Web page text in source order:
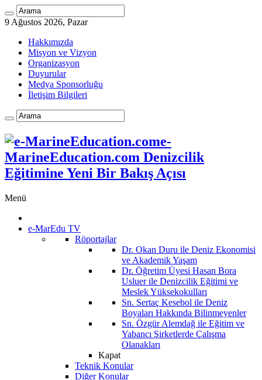
9 Ağustos 2026, Pazar
Hakkımızda
Misyon ve Vizyon
Organizasyon
Duyurular
Medya Sponsorluğu
İletişim Bilgileri
e-
MarineEducation.com Denizcilik
Eğitimine Yeni Bir Bakış Açısı
Menü
e-MarEdu TV
Röportajlar
Dr. Okan Duru ile Deniz Ekonomisi
ve Akademik Yaşam
Dr. Öğretim Üyesi Hasan Bora
Usluer ile Denizcilik Eğitimi ve
Meslek Yüksekokulları
Sn. Sertaç Kesebol ile Deniz
Boyaları Hakkında Bilinmeyenler
Sn. Özgür Alemdağ ile Eğitim ve
Yabancı Şirketlerde Çalışma
Olanakları
Kapat
Teknik Konular
Diğer Konular